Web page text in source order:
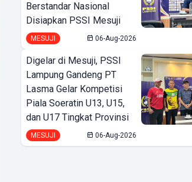
SEAMEO
BIOTROP
Gelar National
& Regional
Training
Circular
Economy
Seminar
Dukung
Berstandar Nasional
Disiapkan PSSI Mesuji
MESUJI 06-Aug-2026
Digelar di Mesuji, PSSI
Lampung Gandeng PT
Lasma Gelar Kompetisi
Piala Soeratin U13, U15,
dan U17 Tingkat Provinsi
MESUJI 06-Aug-2026